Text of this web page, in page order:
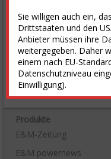
Sie willigen auch ein,
Drittstaaten und den
Anbieter müssen ihre
weitergegeben. Daher
einem nach EU-
Datenschutzniveau
Einwilligung).
Treff­punkt Net­ze 2026
alle Termine
Stellenmarkt
alle Stellen
Produkte
E&M-Zeitung
E&M powernews